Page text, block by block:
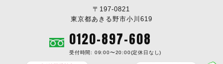
〒197-0821
東京都あきる野市小川619
0120-897-608
受付時間: 09:00〜20:00(定休日なし)